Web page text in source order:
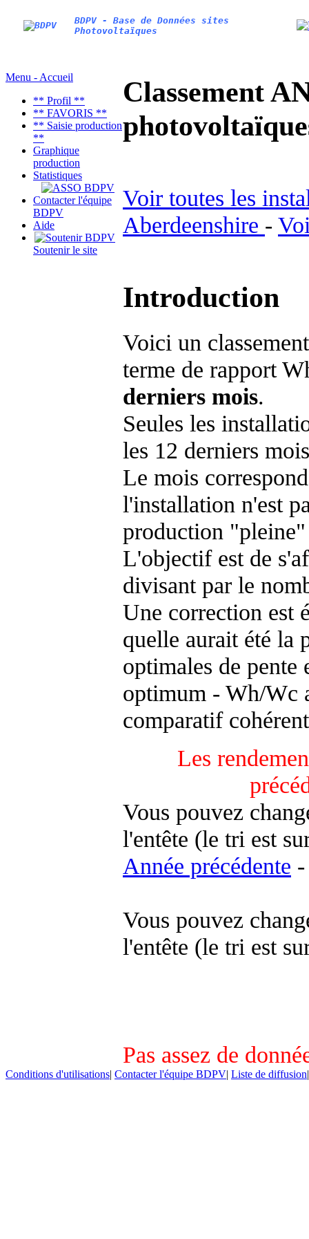
BDPV - Base de Données sites
Photovoltaïques
Menu - Accueil
** Profil **
** FAVORIS **
** Saisie production
**
Graphique
production
Statistiques
Contacter l'équipe
BDPV
Aide
Soutenir le site
Classement
Voir toutes les
Aberdeenshire -
Introduction
Voici un
terme de rapport
derniers mois.
Seules les
les 12 derniers
Le mois
l'installation n'est
production "pleine"
L'objectif est de
divisant par le
Une correction est
quelle aurait été la
optimales de
optimum - Wh/Wc
comparatif
Les
Vous pouvez
l'entête (le tri est
Année précédente
Vous pouvez
l'entête (le tri est
Pas assez de
Conditions d'utilisations| Contacter l'équipe BDPV| Liste de diffusion